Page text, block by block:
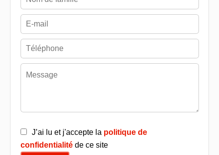
J’ai lu et j'accepte la politique de
confidentialitéde ce site